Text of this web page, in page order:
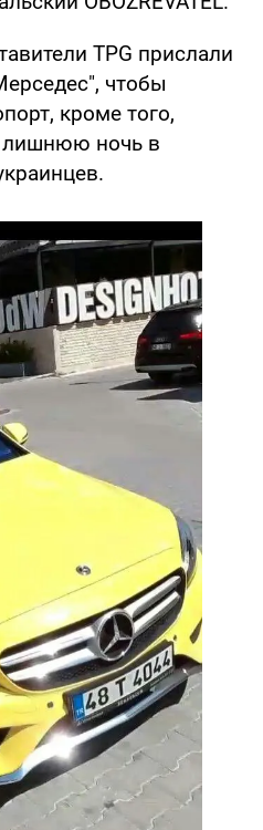
TPG прислали
чтобы
кроме того,
лишнюю ночь в